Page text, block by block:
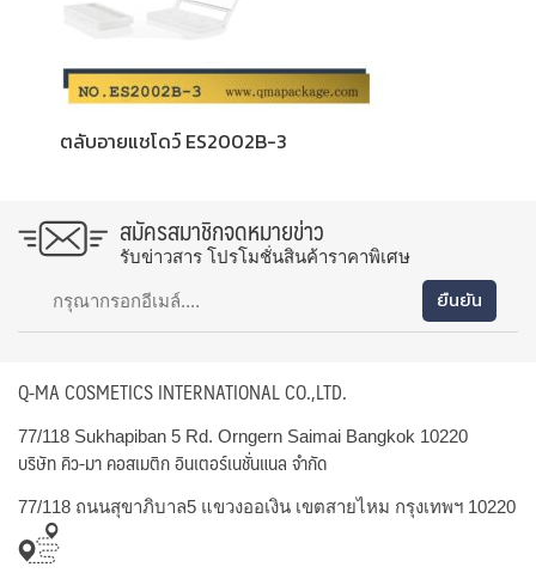
ตลับอายแชโดว์ ES2002B-3
สมัครสมาชิกจดหมายข่าว
รับข่าวสาร โปรโมชั่นสินค้าราคาพิเศษ
Q-MA COSMETICS INTERNATIONAL CO.,LTD.
77/118 Sukhapiban 5 Rd. Orngern Saimai Bangkok 10220
บริษัท คิว-มา คอสเมติก อินเตอร์เนชั่นแนล จำกัด
77/118 ถนนสุขาภิบาล5 แขวงออเงิน เขตสายไหม กรุงเทพฯ 10220